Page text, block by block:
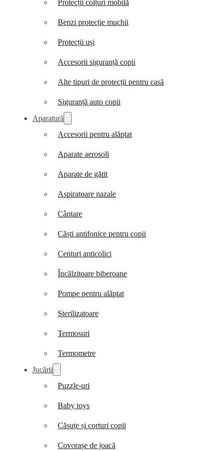
Protecții colțuri mobilă
Benzi protecție muchii
Protecții uși
Accesorii siguranță copii
Alte tipuri de protecții pentru casă
Siguranță auto copii
Aparatură
Accesorii pentru alăptat
Aparate aerosoli
Aparate de gătit
Aspiratoare nazale
Cântare
Căști antifonice pentru copii
Centuri anticolici
Încălzitoare biberoane
Pompe pentru alăptat
Sterilizatoare
Termosuri
Termometre
Jucării
Puzzle-uri
Baby toys
Căsuțe și corturi copii
Covorașe de joacă